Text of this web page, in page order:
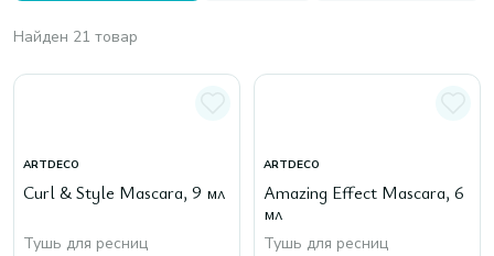
Найден 21 товар
ARTDECO
Curl & Style Mascara, 9 мл
Тушь для ресниц
ARTDECO
Amazing Effect Mascara, 6
мл
Тушь для ресниц